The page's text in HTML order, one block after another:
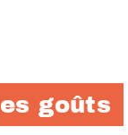
goûts